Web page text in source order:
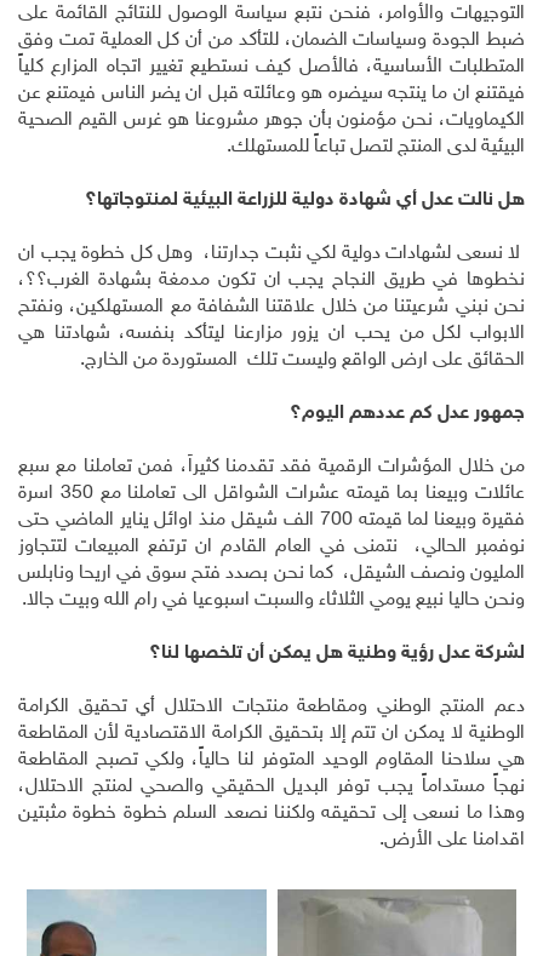
التوجيهات والأوامر، فنحن نتبع سياسة الوصول للنتائج القائمة على
ضبط الجودة وسياسات الضمان، للتأكد من أن كل العملية تمت وفق
المتطلبات الأساسية، فالأصل كيف نستطيع تغيير اتجاه المزارع كلياً
فيقتنع ان ما ينتجه سيضره هو وعائلته قبل ان يضر الناس فيمتنع عن
الكيماويات، نحن مؤمنون بأن جوهر مشروعنا هو غرس القيم الصحية
البيئية لدى المنتج لتصل تباعاً للمستهلك.
هل نالت عدل أي شهادة دولية للزراعة البيئية لمنتوجاتها؟
لا نسعى لشهادات دولية لكي نثبت جدارتنا، وهل كل خطوة يجب ان
نخطوها في طريق النجاح يجب ان تكون مدمغة بشهادة الغرب؟؟،
نحن نبني شرعيتنا من خلال علاقتنا الشفافة مع المستهلكين، ونفتح
الابواب لكل من يحب ان يزور مزارعنا ليتأكد بنفسه، شهادتنا هي
الحقائق على ارض الواقع وليست تلك المستوردة من الخارج.
جمهور عدل كم عددهم اليوم؟
من خلال المؤشرات الرقمية فقد تقدمنا كثيراً، فمن تعاملنا مع سبع
عائلات وبيعنا بما قيمته عشرات الشواقل الى تعاملنا مع 350 اسرة
فقيرة وبيعنا لما قيمته 700 الف شيقل منذ اوائل يناير الماضي حتى
نوفمبر الحالي، نتمنى في العام القادم ان ترتفع المبيعات لتتجاوز
المليون ونصف الشيقل، كما نحن بصدد فتح سوق في اريحا ونابلس
ونحن حاليا نبيع يومي الثلاثاء والسبت اسبوعيا في رام الله وبيت جالا.
لشركة عدل رؤية وطنية هل يمكن أن تلخصها لنا؟
دعم المنتج الوطني ومقاطعة منتجات الاحتلال أي تحقيق الكرامة
الوطنية لا يمكن ان تتم إلا بتحقيق الكرامة الاقتصادية لأن المقاطعة
هي سلاحنا المقاوم الوحيد المتوفر لنا حالياً، ولكي تصبح المقاطعة
نهجاً مستداماً يجب توفر البديل الحقيقي والصحي لمنتج الاحتلال،
وهذا ما نسعى إلى تحقيقه ولكننا نصعد السلم خطوة خطوة مثبتين
اقدامنا على الأرض.